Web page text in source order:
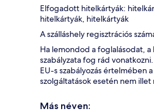
Elfogadott hitelkártyák:
hitelkártyák, hitelkártyák
A szálláshely regisztrációs
Ha lemondod a foglalásodat, a
szabályzata fog rád
EU-s szabályozás értelmében
szolgáltatások esetén nem illet
Más néven: